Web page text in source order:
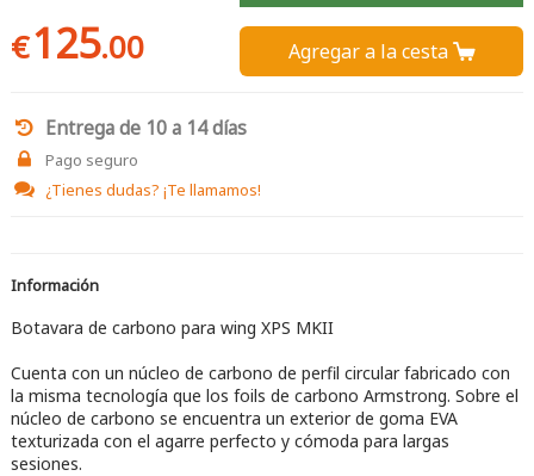
€125.00 Agregar a la cesta 
Entrega de 10 a 14 días
Pago seguro
¿Tienes dudas? ¡Te llamamos!
Información
Botavara de carbono para wing XPS MKII
Cuenta con un núcleo de carbono de perfil circular fabricado con
la misma tecnología que los foils de carbono Armstrong. Sobre el
núcleo de carbono se encuentra un exterior de goma EVA
texturizada con el agarre perfecto y cómoda para largas
sesiones.